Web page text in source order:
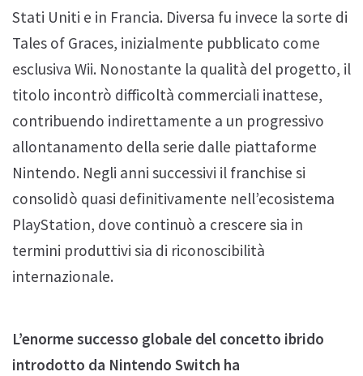
Stati Uniti e in Francia. Diversa fu invece la sorte di
Tales of Graces, inizialmente pubblicato come
esclusiva Wii. Nonostante la qualità del progetto, il
titolo incontrò difficoltà commerciali inattese,
contribuendo indirettamente a un progressivo
allontanamento della serie dalle piattaforme
Nintendo. Negli anni successivi il franchise si
consolidò quasi definitivamente nell’ecosistema
PlayStation, dove continuò a crescere sia in
termini produttivi sia di riconoscibilità
internazionale.
L’enorme successo globale del concetto ibrido
introdotto da Nintendo Switch ha